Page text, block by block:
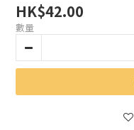
HK$42.00
數量